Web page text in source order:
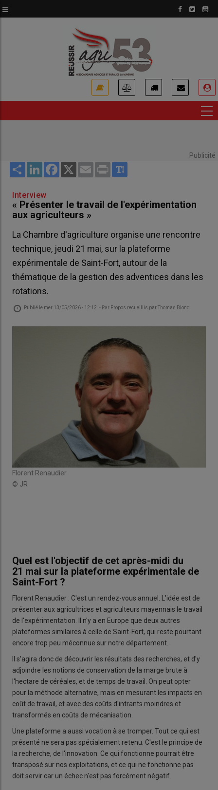
au
Publicité
Share LinkedInFacebook
X Email Print
Interview
« Présenter le travail de l'expérimentation
aux agriculteurs »
La Chambre d'agriculture organise une rencontre
technique, jeudi 21 mai, sur la plateforme
expérimentale de Saint-Fort, autour de la
thématique de la gestion des adventices dans les
rotations.
Publié le mer 13/05/2026 - 12:12 - Par Propos recueillis par Thomas Blond
Florent Renaudier
© JR
Quel est l'objectif de cet après-midi du
21 mai sur la plateforme expérimentale de
Saint-Fort ?
Florent Renaudier : C'est un rendez-vous annuel. L'idée est de
présenter aux agricultrices et agriculteurs mayennais le travail
de l'expérimentation. Il n'y a en Europe que deux autres
plateformes similaires à celle de Saint-Fort, qui reste pourtant
encore trop peu méconnue sur notre département.
Il s'agira donc de découvrir les résultats des recherches, et d'y
adjoindre les notions de conservation de la marge brute à
l'hectare de céréales, et de temps de travail. On peut opter
pour la méthode alternative, mais en mesurant les impacts en
coût de travail, et avec des coûts d'intrants moindres et
transformés en coûts de mécanisation.
Une plateforme a aussi vocation à se tromper. Tout ce qui est
présenté ne sera pas spécialement retenu. C'est le principe de
la recherche, de l'innovation. Ce qui fonctionne pourrait être
transposé sur nos exploitations, et ce qui ne fonctionne pas
doit servir car un échec n'est pas forcément négatif.